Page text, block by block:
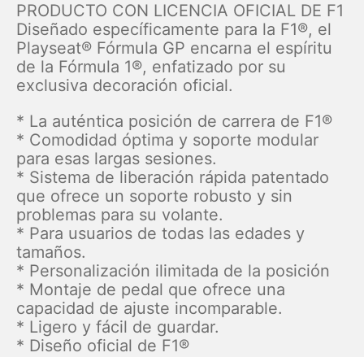
PRODUCTO CON LICENCIA OFICIAL DE F1
Diseñado específicamente para la F1®, el
Playseat® Fórmula GP encarna el espíritu
de la Fórmula 1®, enfatizado por su
exclusiva decoración oficial.
* La auténtica posición de carrera de F1®
* Comodidad óptima y soporte modular
para esas largas sesiones.
* Sistema de liberación rápida patentado
que ofrece un soporte robusto y sin
problemas para su volante.
* Para usuarios de todas las edades y
tamaños.
* Personalización ilimitada de la posición
* Montaje de pedal que ofrece una
capacidad de ajuste incomparable.
* Ligero y fácil de guardar.
* Diseño oficial de F1®